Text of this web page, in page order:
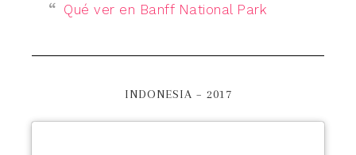
Qué ver en Banff National Park
INDONESIA – 2017